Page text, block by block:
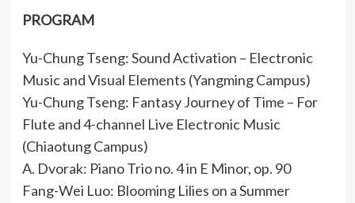
PROGRAM
Yu-Chung Tseng: Sound Activation – Electronic
Music and Visual Elements (Yangming Campus)
Yu-Chung Tseng: Fantasy Journey of Time – For
Flute and 4-channel Live Electronic Music
(Chiaotung Campus)
A. Dvorak: Piano Trio no. 4 in E Minor, op. 90
Fang-Wei Luo: Blooming Lilies on a Summer